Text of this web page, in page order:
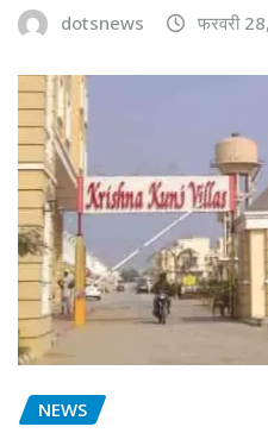
dotsnews फरवरी
NEWS